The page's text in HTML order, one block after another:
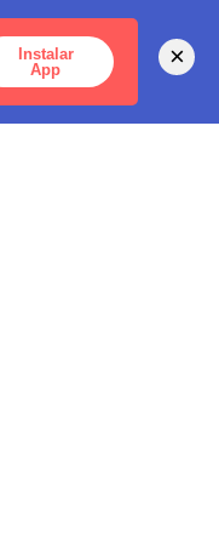
CARTAGENA
Instalar
App
×